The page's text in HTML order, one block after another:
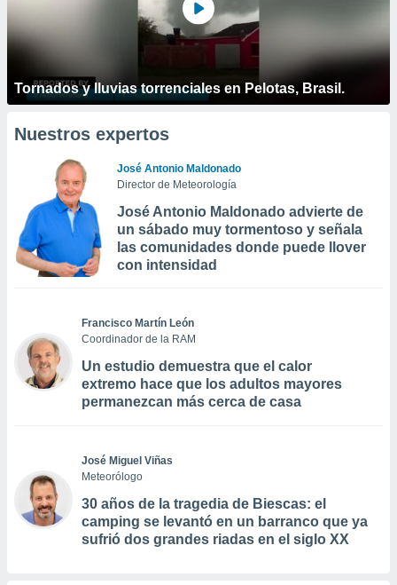
Tornados y lluvias torrenciales en Pelotas, Brasil.
Nuestros expertos
José Antonio Maldonado
Director de Meteorología
José Antonio Maldonado advierte de
un sábado muy tormentoso y señala
las comunidades donde puede llover
con intensidad
Francisco Martín León
Coordinador de la RAM
Un estudio demuestra que el calor
extremo hace que los adultos mayores
permanezcan más cerca de casa
José Miguel Viñas
Meteorólogo
30 años de la tragedia de Biescas: el
camping se levantó en un barranco que ya
sufrió dos grandes riadas en el siglo XX